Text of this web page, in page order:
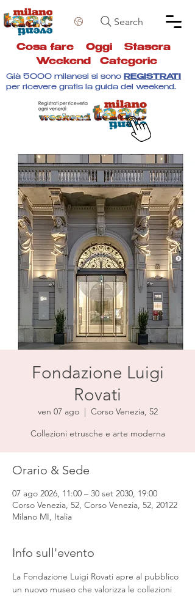
Search
Cosa fare Oggi Stasera
Weekend
Categorie
Già 5000 milanesi si sono REGISTRATI
per ricevere gratis la guida del weekend.
Fondazione Luigi
Rovati
ven 07 ago
  |
Corso Venezia, 52
Collezioni etrusche e arte moderna
Orario & Sede
07 ago 2026, 11:00 – 30 set 2030, 19:00
Corso Venezia, 52, Corso Venezia, 52, 20122
Milano MI, Italia
Info sull'evento
La Fondazione Luigi Rovati apre al pubblico
un nuovo museo che valorizza le collezioni